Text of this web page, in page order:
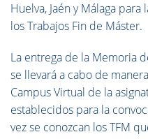
Huelva, Jaén y Málaga
los Trabajos Fin de Máster.
La entrega de la Memoria
se llevará a cabo de
Campus Virtual de la
establecidos para la
vez se conozcan los TFM